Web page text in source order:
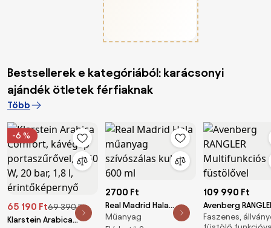
Bestsellerek e kategóriából: karácsonyi
ajándék ötletek férfiaknak
Több
-6 %
65 190 Ft69 390 Ft
Klarstein Arabica
2700 Ft
Real Madrid Hala
műanyag szívószálas
Műanyag
109 990 Ft
Avenberg
Multifunkciós
Faszenes,